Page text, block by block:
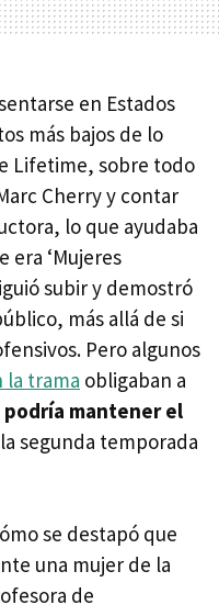
en Estados
más bajos de lo
Lifetime, sobre todo
Cherry y contar
lo que ayudaba
era ‘Mujeres
subir y demostró
más allá de si
Pero algunos
la trama obligaban a
mantener el
segunda temporada
se destapó que
una mujer de la
de